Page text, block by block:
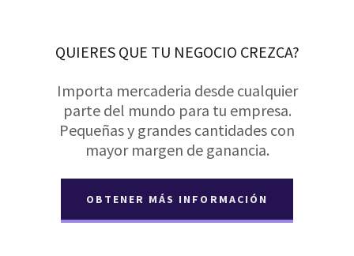
QUIERES QUE TU NEGOCIO CREZCA?
Importa mercaderia desde cualquier
parte del mundo para tu empresa.
Pequeñas y grandes cantidades con
mayor margen de ganancia.
OBTENER MÁS INFORMACIÓN